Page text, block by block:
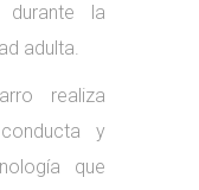
la
adulta.
realiza
y
que